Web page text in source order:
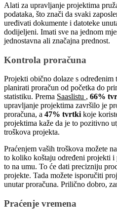
Alati za upravljanje projektima
podataka, što znači da svaki
uređivati ​​dokumente i datoteke
dodijeljeni. Imati sve na jednom
jednostavna ali značajna prednost.
Kontrola proračuna
Projekti obično dolaze s
planirati proračun od početka do
statistiku. Prema Saaslistu , 66%
upravljanje projektima završilo je
proračuna, a 47% tvrtki koje
projektima kaže da je to pozitivno
troškova projekta.
Praćenjem vaših troškova možete
to koliko koštaju određeni projekti i
to na umu. To će dati precizniju
projekte. Tada možete isporučiti
unutar proračuna. Prilično dobro,
Praćenje vremena